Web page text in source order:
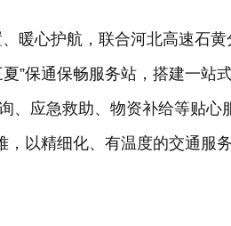
暖心护航，联合河北高速石
”保通保畅服务站，搭建一站
、应急救助、物资补给等贴心
，以精细化、有温度的交通服